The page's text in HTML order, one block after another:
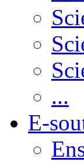
...
E-